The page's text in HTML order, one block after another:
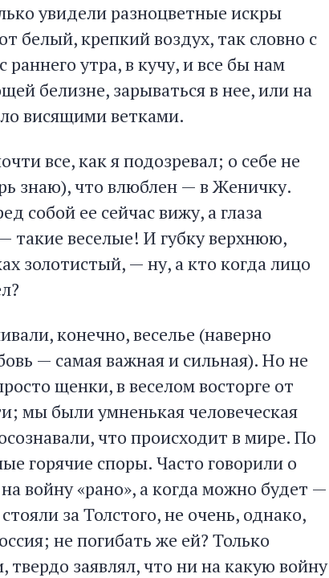
увидели разноцветные искры
белый, крепкий воздух, так словно с
раннего утра, в кучу, и все бы нам
белизне, зарываться в нее, или на
висящими ветками.
все, как я подозревал; о себе не
знаю), что влюблен — в Женичку.
собой ее сейчас вижу, а глаза
такие веселые! И губку верхнюю,
золотистый, — ну, а кто когда лицо
конечно, веселье (наверно
— самая важная и сильная). Но не
щенки, в веселом восторге от
мы были умненькая человеческая
что происходит в мире. По
горячие споры. Часто говорили о
войну «рано», а когда можно будет —
за Толстого, не очень, однако,
не погибать же ей? Только
заявлял, что ни на какую войну